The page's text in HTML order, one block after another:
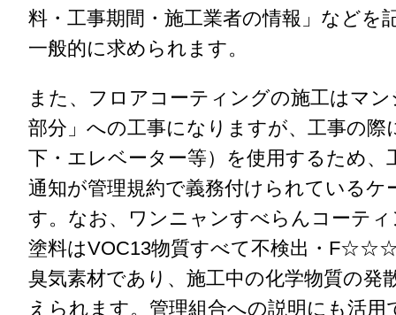
料・工事期間・施工業者の情報」などを
一般的に求められます。
また、フロアコーティングの施工はマ
部分」への工事になりますが、工事の際
下・エレベーター等）を使用するため、
通知が管理規約で義務付けられているケ
す。なお、ワンニャンすべらんコーテ
塗料はVOC13物質すべて不検出・
臭気素材であり、施工中の化学物質の発
えられます。管理組合への説明にも活用